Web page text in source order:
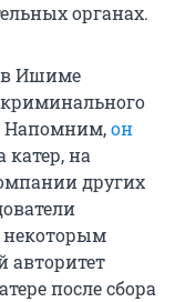
органах.
в Ишиме
Напомним,он
катер, на
других
некоторым
после сбора